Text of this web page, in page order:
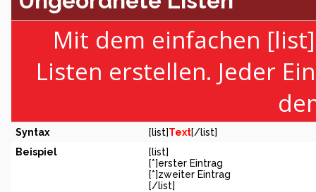
Mit dem einfachen
Listen erstellen. Jeder
Syntax [list]Text[/list]
Beispiel
[list]
[*]erster Eintrag
[*]zweiter Eintrag
[/list]